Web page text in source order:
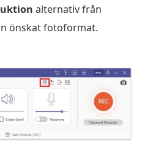
alternativ från
önskat fotoformat.